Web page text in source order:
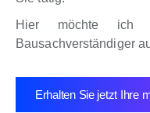
Hier möchte ich
Bausachverständiger
Erhalten Sie jetzt Ihre